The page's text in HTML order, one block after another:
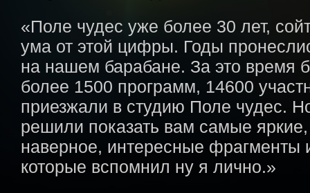
«Поле чудес уже более 30 лет,
ума от этой цифры. Годы
на нашем барабане. За это время
более 1500 программ, 14600
приезжали в студию Поле чудес.
решили показать вам самые
наверное, интересные фрагменты
которые вспомнил ну я лично.»